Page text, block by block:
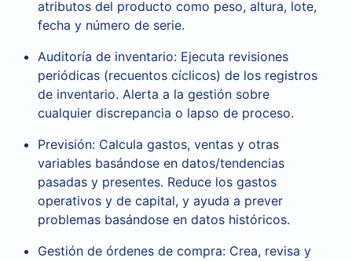
atributos del producto como peso, altura, lote,
fecha y número de serie.
Auditoría de inventario: Ejecuta revisiones
periódicas (recuentos cíclicos) de los registros
de inventario. Alerta a la gestión sobre
cualquier discrepancia o lapso de proceso.
Previsión: Calcula gastos, ventas y otras
variables basándose en datos/tendencias
pasadas y presentes. Reduce los gastos
operativos y de capital, y ayuda a prever
problemas basándose en datos históricos.
Gestión de órdenes de compra: Crea, revisa y